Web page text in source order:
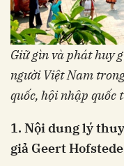
Giữ gìn và phát huy
người Việt Nam
quốc, hội nhập quốc
1. Nội dung lý
giả Geert Hofstede